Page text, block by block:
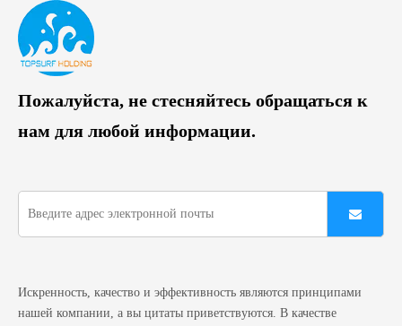
Пожалуйста, не стесняйтесь обращаться к
нам для любой информации.
Искренность, качество и эффективность являются принципами
нашей компании, а вы цитаты приветствуются. В качестве